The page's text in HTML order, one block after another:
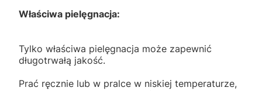
Właściwa pielęgnacja:
Tylko właściwa pielęgnacja może zapewnić
długotrwałą jakość.
Prać ręcznie lub w pralce w niskiej temperaturze,